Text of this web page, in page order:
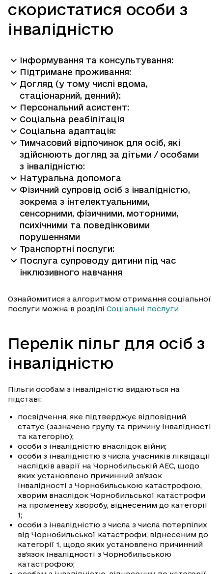
скористатися особи з
інвалідністю
Інформування та консультування:
Підтримане проживання:
Догляд (у тому числі вдома,
стаціонарний, денний):
Персональний асистент:
Соціальна реабілітація
Соціальна адаптація:
Тимчасовий відпочинок для осіб, які
здійснюють догляд за дітьми / особами
з інвалідністю:
Натуральна допомога
Фізичний супровід осіб з інвалідністю,
зокрема з інтелектуальними,
сенсорними, фізичними, моторними,
психічними та поведінковими
порушеннями
Транспортні послуги:
Послуга супроводу дитини під час
інклюзивного навчання
Ознайомитися з алгоритмом отримання соціальної
послуги можна в розділі Соціальні послуги
Перелік пільг для осіб з
інвалідністю
Пільги особам з інвалідністю видаються на
підставі:
посвідчення, яке підтверджує відповідний
статус (зазначено групу та причину інвалідності
та категорію);
особи з інвалідністю внаслідок війни;
особи з інвалідністю з числа учасників ліквідації
наслідків аварії на Чорнобильській АЕС, щодо
яких установлено причинний зв’язок
інвалідності з Чорнобильською катастрофою,
хворим внаслідок Чорнобильської катастрофи
на променеву хворобу, віднесеним до категорії
1;
особи з інвалідністю з числа з числа потерпілих
від Чорнобильської катастрофи, віднесеним до
категорії 1, щодо яких установлено причинний
зв’язок інвалідності з Чорнобильською
катастрофою;